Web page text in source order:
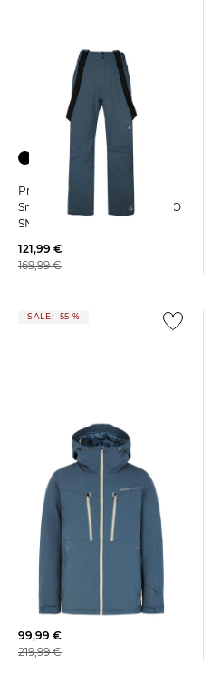
Protest | Herren Skihose /
Snowboardhose PRTMIKADO
SNOWPANTS
121,99 €
169,99 €
SALE: -55 %
Snowboardjacke
PRTTIMOTHY SNOWJACKET
99,99 €
219,99 €